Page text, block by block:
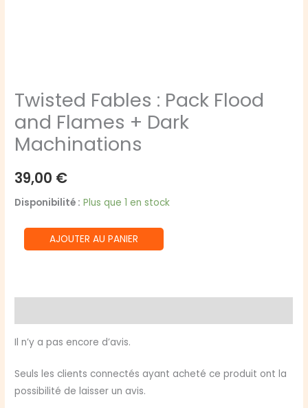
Twisted Fables : Pack Flood
and Flames + Dark
Machinations
39,00 €
Disponibilité : Plus que 1 en stock
quantité
de
Pack
Flood
Flames
+
AJOUTER AU PANIER
Il n’y a pas encore d’avis.
Seuls les clients connectés ayant acheté ce produit ont la
possibilité de laisser un avis.